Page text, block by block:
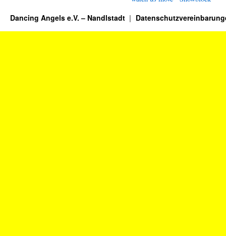
Dancing Angels e.V. – Nandlstadt